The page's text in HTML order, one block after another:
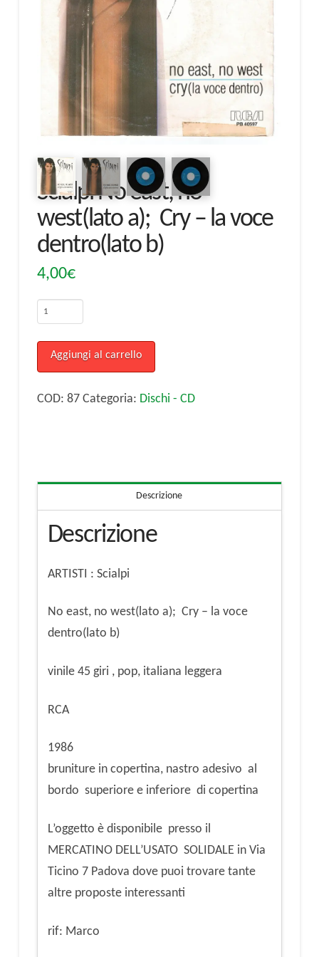
Scialpi No east, no
west(lato a); Cry – la voce
dentro(lato b)
4,00€
Scialpi
east,
no
west(lato
la
dentro(lato
Aggiungi al carrello
COD: 87 Categoria: Dischi - CD
Descrizione
Descrizione
ARTISTI : Scialpi
No east, no west(lato a); Cry – la voce
dentro(lato b)
vinile 45 giri , pop, italiana leggera
RCA
1986
bruniture in copertina, nastro adesivo al
bordo superiore e inferiore di copertina
L’oggetto è disponibile presso il
MERCATINO DELL’USATO SOLIDALE in Via
Ticino 7 Padova dove puoi trovare tante
altre proposte interessanti
rif: Marco